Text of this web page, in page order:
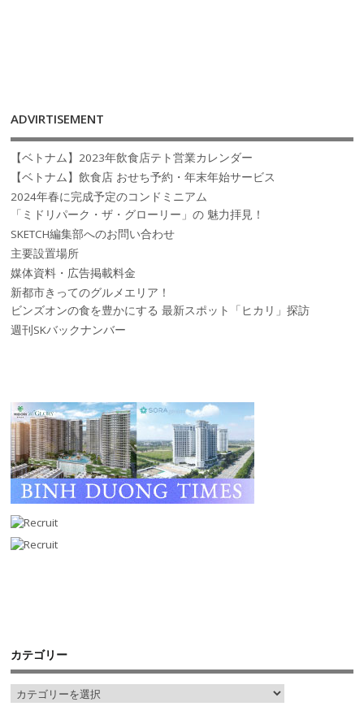
ADVIRTISEMENT
【ベトナム】2023年飲食店テト営業カレンダー
【ベトナム】飲食店 おせち予約・年末年始サービス
2024年春に完成予定のコンドミニアム
「ミドリパーク・ザ・グローリー」の 魅力拝見！
SKETCH編集部へのお問い合わせ
主要設置場所
媒体資料・広告掲載料金
新都市きってのグルメエリア！
ビンズオンの食を豊かにする 最新スポット「ヒカリ」探訪
週刊SKバックナンバー
カテゴリー